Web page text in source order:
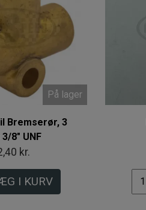
På lager
Bremserør, 3
8" UNF
kr.
I KURV